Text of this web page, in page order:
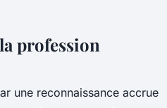
profession
une reconnaissance accrue